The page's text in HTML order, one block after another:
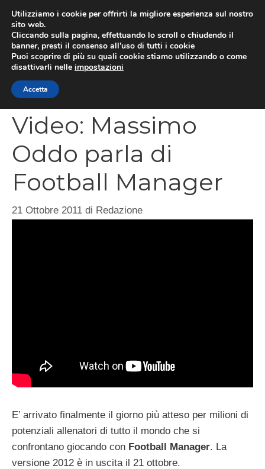
contenuto
Video: Massimo
Oddo parla di
Football Manager
21 Ottobre 2011 di Redazione
E’ arrivato finalmente il giorno più atteso per milioni di
potenziali allenatori di tutto il mondo che si
confrontano giocando con Football Manager. La
versione 2012 è in uscita il 21 ottobre.
Utilizziamo i cookie per offrirti la migliore esperienza sul nostro
sito web.
Cliccando sulla pagina, effettuando lo scroll o chiudendo il
banner, presti il consenso all’uso di tutti i cookie
Puoi scoprire di più su quali cookie stiamo utilizzando o come
disattivarli nelle impostazioni
Accetta